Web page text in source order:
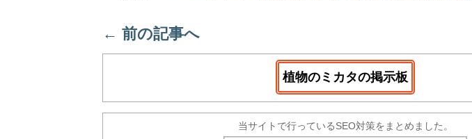
← 前の記事へ
植物のミカタの掲示板
当サイトで行っているSEO対策をまとめました。